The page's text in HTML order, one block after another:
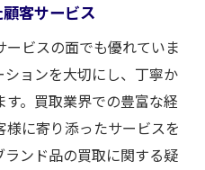
客サービス
ビスの面でも優れていま
ョンを大切にし、丁寧か
。買取業界での豊富な経
に寄り添ったサービスを
ンド品の買取に関する疑